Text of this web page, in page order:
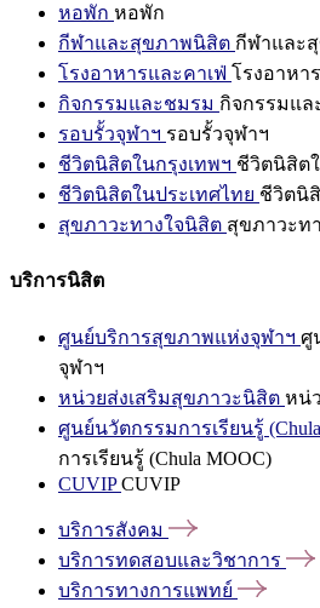
หอพัก หอพัก
กีฬาและสุขภาพนิสิต กีฬาและ
โรงอาหารและคาเฟ่ โรงอาหา
กิจกรรมและชมรม กิจกรรมแล
รอบรั้วจุฬาฯ รอบรั้วจุฬาฯ
ชีวิตนิสิตในกรุงเทพฯ ชีวิตนิสิต
ชีวิตนิสิตในประเทศไทย ชีวิตนิ
สุขภาวะทางใจนิสิต สุขภาวะท
บริการนิสิต
ศูนย์บริการสุขภาพแห่งจุฬาฯ ศู
จุฬาฯ
หน่วยส่งเสริมสุขภาวะนิสิต หน่
ศูนย์นวัตกรรมการเรียนรู้
การเรียนรู้ (Chula MOOC)
CUVIPCUVIP
บริการสังคม
บริการทดสอบและวิชาการ
บริการทางการแพทย์